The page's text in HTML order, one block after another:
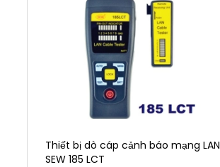
Thiết bị dò cáp cảnh báo mạng LAN
SEW 185 LCT